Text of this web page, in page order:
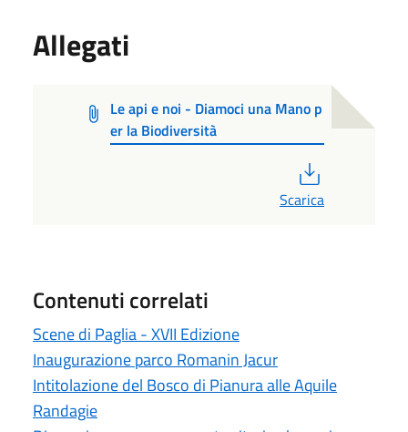
Allegati
Le api e noi - Diamoci una Mano p
er la Biodiversità
Scarica
Contenuti correlati
Scene di Paglia - XVII Edizione
Inaugurazione parco Romanin Jacur
Intitolazione del Bosco di Pianura alle Aquile
Randagie